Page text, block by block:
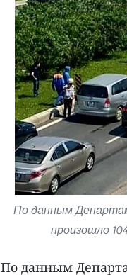
По данным
произошло
По данным